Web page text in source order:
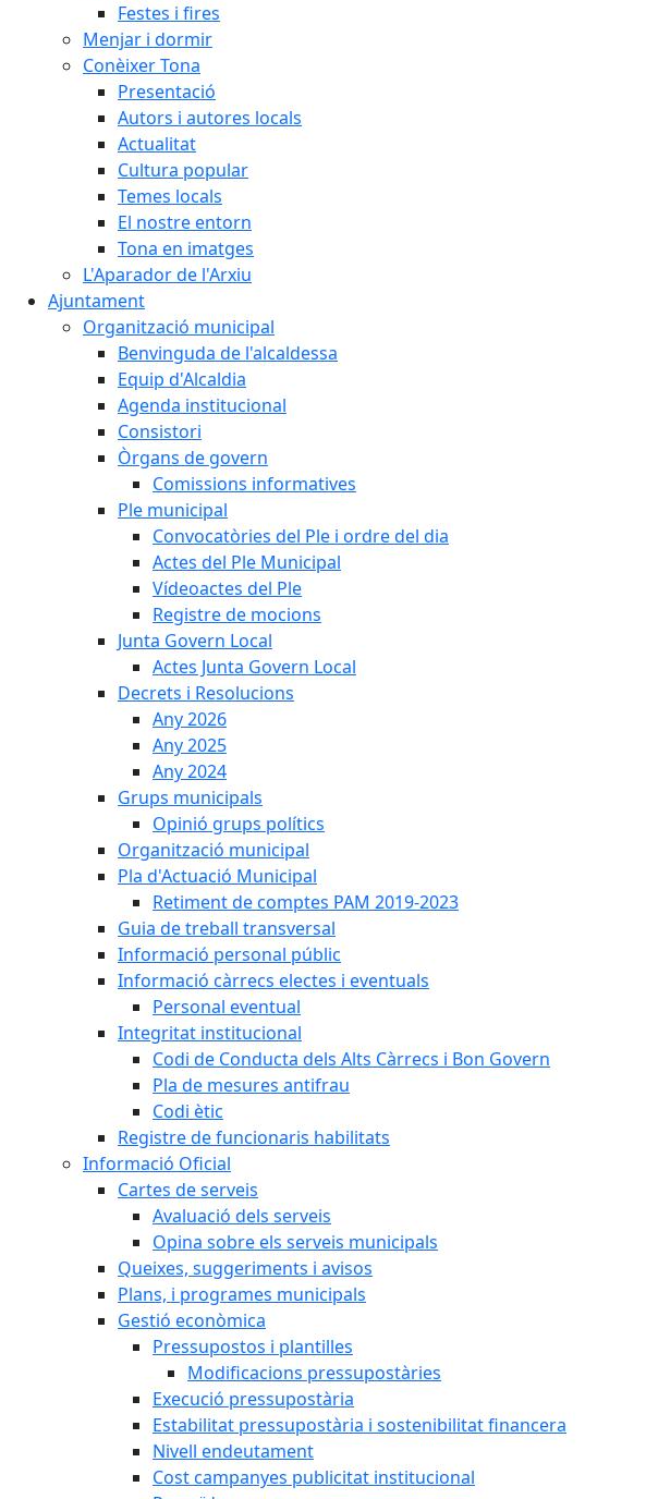
Festes i fires
Menjar i dormir
Conèixer Tona
Presentació
Autors i autores locals
Actualitat
Cultura popular
Temes locals
El nostre entorn
Tona en imatges
L'Aparador de l'Arxiu
Ajuntament
Organització municipal
Benvinguda de l'alcaldessa
Equip d'Alcaldia
Agenda institucional
Consistori
Òrgans de govern
Comissions informatives
Ple municipal
Convocatòries del Ple i ordre del dia
Actes del Ple Municipal
Vídeoactes del Ple
Registre de mocions
Junta Govern Local
Actes Junta Govern Local
Decrets i Resolucions
Any 2026
Any 2025
Any 2024
Grups municipals
Opinió grups polítics
Organització municipal
Pla d'Actuació Municipal
Retiment de comptes PAM 2019-2023
Guia de treball transversal
Informació personal públic
Informació càrrecs electes i eventuals
Personal eventual
Integritat institucional
Codi de Conducta dels Alts Càrrecs i Bon Govern
Pla de mesures antifrau
Codi ètic
Registre de funcionaris habilitats
Informació Oficial
Cartes de serveis
Avaluació dels serveis
Opina sobre els serveis municipals
Queixes, suggeriments i avisos
Plans, i programes municipals
Gestió econòmica
Pressupostos i plantilles
Modificacions pressupostàries
Execució pressupostària
Estabilitat pressupostària i sostenibilitat financera
Nivell endeutament
Cost campanyes publicitat institucional